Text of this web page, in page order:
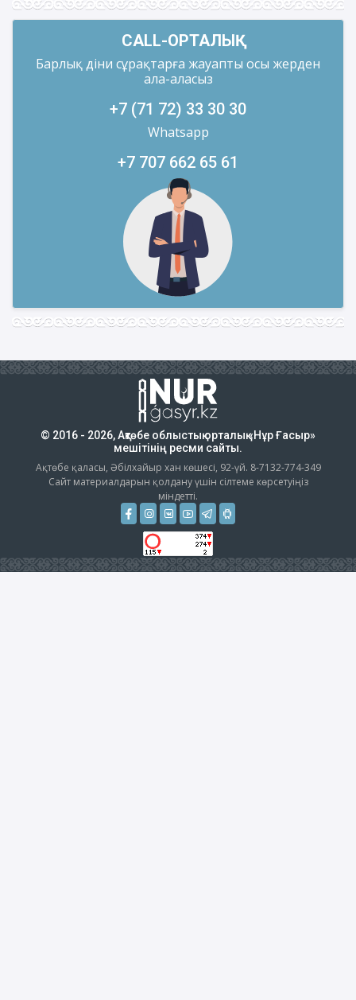
CALL-ОРТАЛЫҚ
Барлық діни сұрақтарға жауапты осы жерден
ала-аласыз
+7 (71 72) 33 30 30
Whatsapp
+7 707 662 65 61
© 2016 - 2026, Ақтөбе облыстық орталық «Нұр Ғасыр»
мешітінің ресми сайты.
Ақтөбе қаласы, Әбілхайыр хан көшесі, 92-үй. 8-7132-774-349
Сайт материалдарын қолдану үшін сілтеме көрсетуіңіз
міндетті.